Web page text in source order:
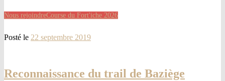
Nous rejoindreCourse du Fort'iche 2026
Posté le 22 septembre 2019
Reconnaissance du trail de Baziège